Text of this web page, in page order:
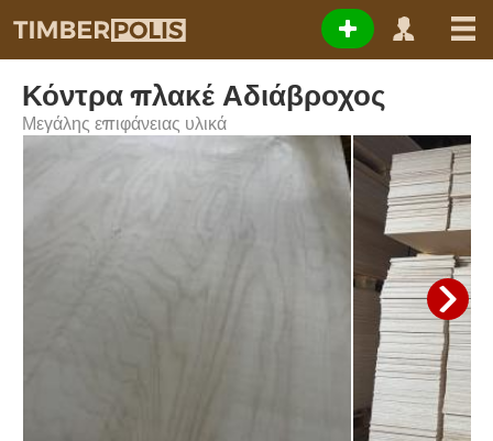
Κόντρα πλακέ Αδιάβροχος
Μεγάλης επιφάνειας υλικά